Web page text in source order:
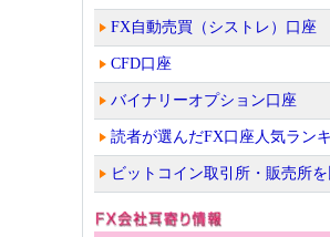
FX自動売買（シストレ）口座
CFD口座
バイナリーオプション口座
読者が選んだFX口座人気ラン
ビットコイン取引所・販売所